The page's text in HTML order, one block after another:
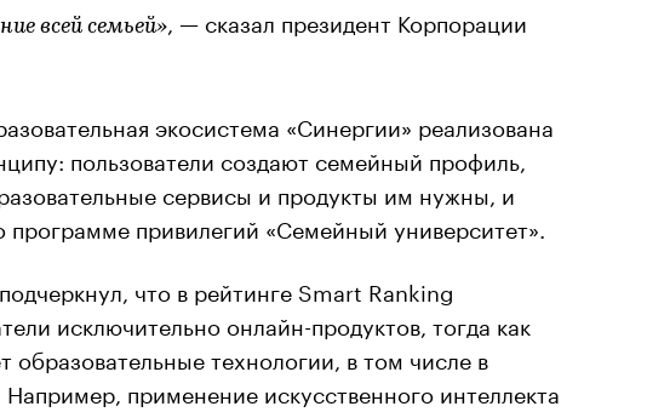
всей семьей» , — сказал президент Корпорации
экосистема «Синергии» реализована
пользователи создают семейный профиль,
сервисы и продукты им нужны, и
привилегий «Семейный университет».
что в рейтинге Smart Ranking
исключительно онлайн-продуктов, тогда как
образовательные технологии, в том числе в
применение искусственного интеллекта